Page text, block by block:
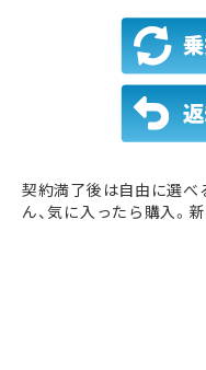
契約満了後は自由に選べ
ん、気に入ったら購入。